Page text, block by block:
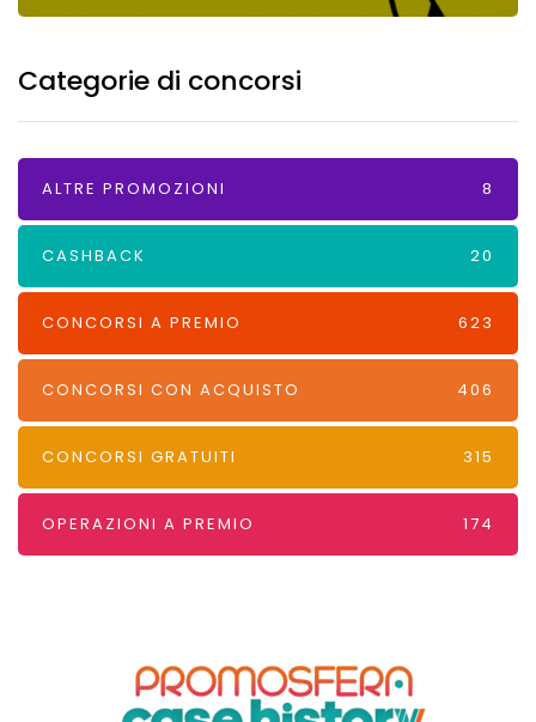
Categorie di concorsi
ALTRE PROMOZIONI 8
CASHBACK 20
CONCORSI A PREMIO 623
CONCORSI CON ACQUISTO 406
CONCORSI GRATUITI 315
OPERAZIONI A PREMIO 174